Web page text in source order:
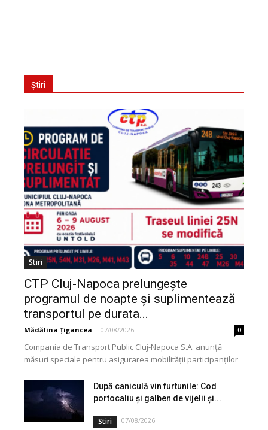
Știri
Stiri
CTP Cluj-Napoca prelungește
programul de noapte și suplimentează
transportul pe durata...
Mădălina Țigancea - 07/08/2026 0
Compania de Transport Public Cluj-Napoca S.A. anunță
măsuri speciale pentru asigurarea mobilității participanților
2026. În aceste...
După caniculă vin furtunile: Cod
portocaliu și galben de vijelii și...
Stiri 07/08/2026